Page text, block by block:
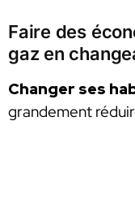
Faire des
gaz en
Changer ses
grandement